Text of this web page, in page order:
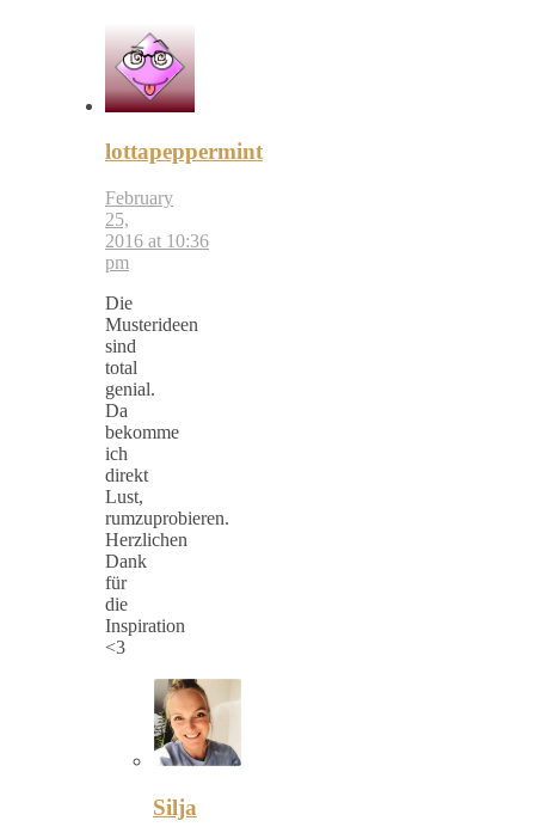
lottapeppermint
February
25,
2016 at 10:36
pm
Die
Musterideen
sind
total
genial.
Da
bekomme
ich
direkt
Lust,
rumzuprobieren.
Herzlichen
Dank
für
die
Inspiration
<3
Silja